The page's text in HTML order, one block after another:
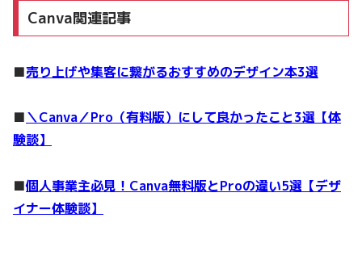
Canva関連記事
■売り上げや集客に繋がるおすすめのデザイン本3選
■＼Canva／Pro（有料版）にして良かったこと3選【体
験談】
■個人事業主必見！Canva無料版とProの違い5選【デザ
イナー体験談】